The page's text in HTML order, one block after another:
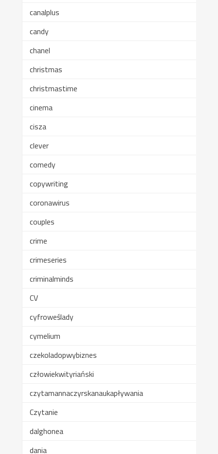
canalplus
candy
chanel
christmas
christmastime
cinema
cisza
clever
comedy
copywriting
coronawirus
couples
crime
crimeseries
criminalminds
CV
cyfroweślady
cymelium
czekoladopwybiznes
człowiekwityriański
czytamannaczyrskanaukapływania
Czytanie
dalghonea
dania